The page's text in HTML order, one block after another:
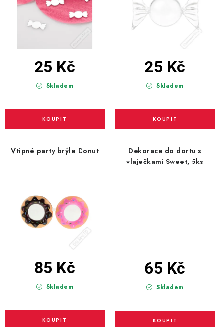
DÁRKOVÉ TAŠKY A SÁČKY
HELIUM NA BALÓNKY
OSLAVA PODLE BAREV
ROZLUČKA SE SVOBODOU
STUHY A MAŠLE
VYSTŘELOVACÍ KONFETY
Obchodní podmínky
Skladem
25 Kč
Skladem
25 Kč
Vtipné party brýle Donut
Skladem
85 Kč
Dekorace do dortu s
vlaječkami Sweet, 5ks
Skladem
65 Kč